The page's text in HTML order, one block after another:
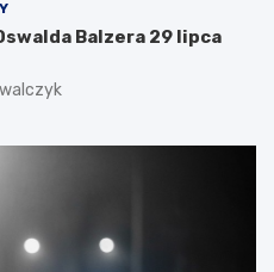
Balzera 29 lipca